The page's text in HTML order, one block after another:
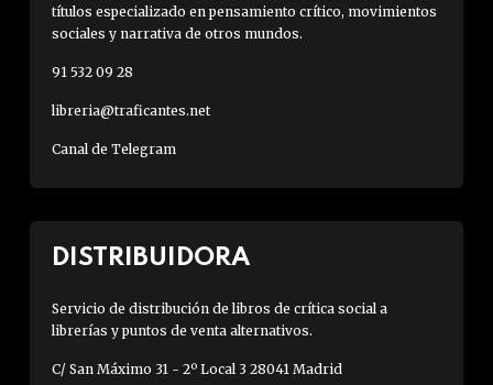
títulos especializado en pensamiento crítico, movimientos
sociales y narrativa de otros mundos.
91 532 09 28
libreria@traficantes.net
Canal de Telegram
DISTRIBUIDORA
Servicio de distribución de libros de crítica social a
librerías y puntos de venta alternativos.
C/ San Máximo 31 - 2º Local 3 28041 Madrid